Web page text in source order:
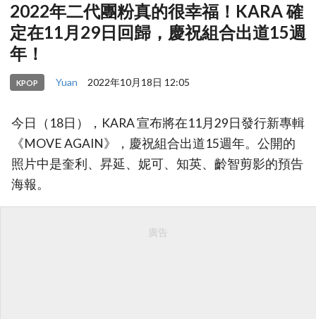
2022年二代團粉真的很幸福！KARA 確
定在11月29日回歸，慶祝組合出道15週
年！
KPOP Yuan 2022年10月18日 12:05
今日（18日），KARA 宣布將在11月29日發行新專輯
《MOVE AGAIN》，慶祝組合出道15週年。公開的
照片中是奎利、昇延、妮可、知英、齡智剪影的預告
海報。
廣告